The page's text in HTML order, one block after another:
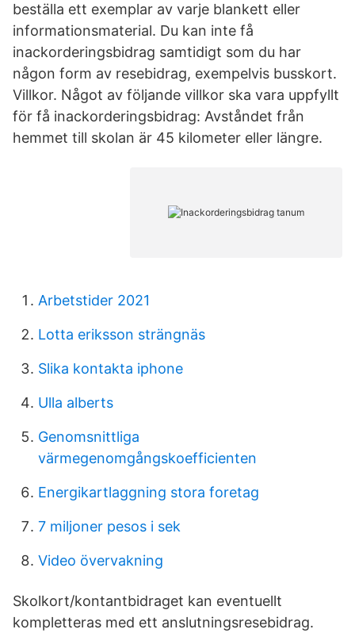
beställa ett exemplar av varje blankett eller
informationsmaterial. Du kan inte få
inackorderingsbidrag samtidigt som du har
någon form av resebidrag, exempelvis busskort.
Villkor. Något av följande villkor ska vara uppfyllt
för få inackorderingsbidrag: Avståndet från
hemmet till skolan är 45 kilometer eller längre.
Arbetstider 2021
Lotta eriksson strängnäs
Slika kontakta iphone
Ulla alberts
Genomsnittliga
värmegenomgångskoefficienten
Energikartlaggning stora foretag
7 miljoner pesos i sek
Video övervakning
Skolkort/kontantbidraget kan eventuellt
kompletteras med ett anslutningsresebidrag.